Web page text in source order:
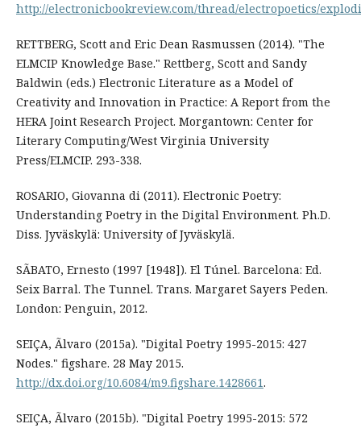
http://electronicbookreview.com/thread/electropoetics/
RETTBERG, Scott and Eric Dean Rasmussen (2014). "The
ELMCIP Knowledge Base." Rettberg, Scott and Sandy
Baldwin (eds.) Electronic Literature as a Model of
Creativity and Innovation in Practice: A Report from the
HERA Joint Research Project. Morgantown: Center for
Literary Computing/West Virginia University
Press/ELMCIP. 293-338.
ROSARIO, Giovanna di (2011). Electronic Poetry:
Understanding Poetry in the Digital Environment. Ph.D.
Diss. Jyväskylä: University of Jyväskylä.
SÃBATO, Ernesto (1997 [1948]). El Túnel. Barcelona: Ed.
Seix Barral. The Tunnel. Trans. Margaret Sayers Peden.
London: Penguin, 2012.
SEIÇA, Ãlvaro (2015a). "Digital Poetry 1995-2015: 427
Nodes." figshare. 28 May 2015.
http://dx.doi.org/10.6084/m9.figshare.1428661.
SEIÇA, Ãlvaro (2015b). "Digital Poetry 1995-2015: 572